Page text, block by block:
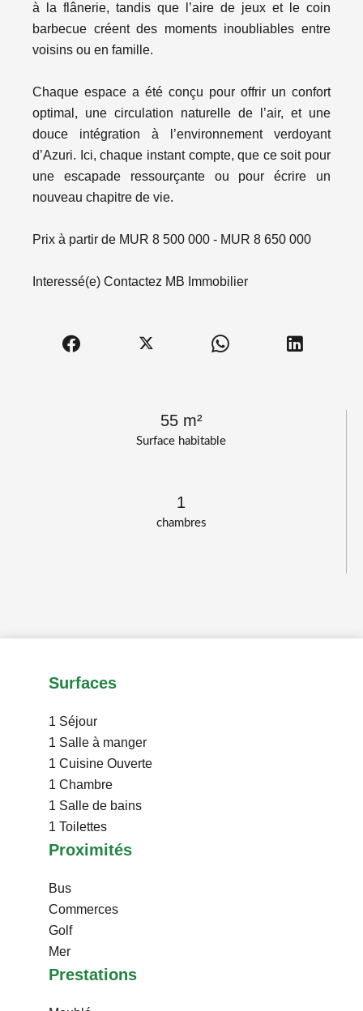
Surface habitable
55 m²
chambres
1
à la flânerie, tandis que l’aire de jeux et le coin
barbecue créent des moments inoubliables entre
voisins ou en famille.
Chaque espace a été conçu pour offrir un confort
optimal, une circulation naturelle de l’air, et une
douce intégration à l’environnement verdoyant
d’Azuri. Ici, chaque instant compte, que ce soit pour
une escapade ressourçante ou pour écrire un
nouveau chapitre de vie.
Prix à partir de MUR 8 500 000 - MUR 8 650 000
Interessé(e) Contactez MB Immobilier
Surfaces
1 Séjour
1 Salle à manger
1 Cuisine Ouverte
1 Chambre
1 Salle de bains
1 Toilettes
Proximités
Bus
Commerces
Golf
Mer
Prestations